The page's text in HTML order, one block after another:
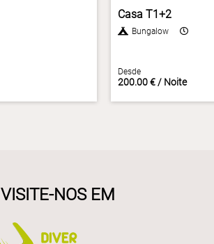
Casa T1+2
Bungalow
Desde
200.00 € / Noite
VISITE-NOS EM